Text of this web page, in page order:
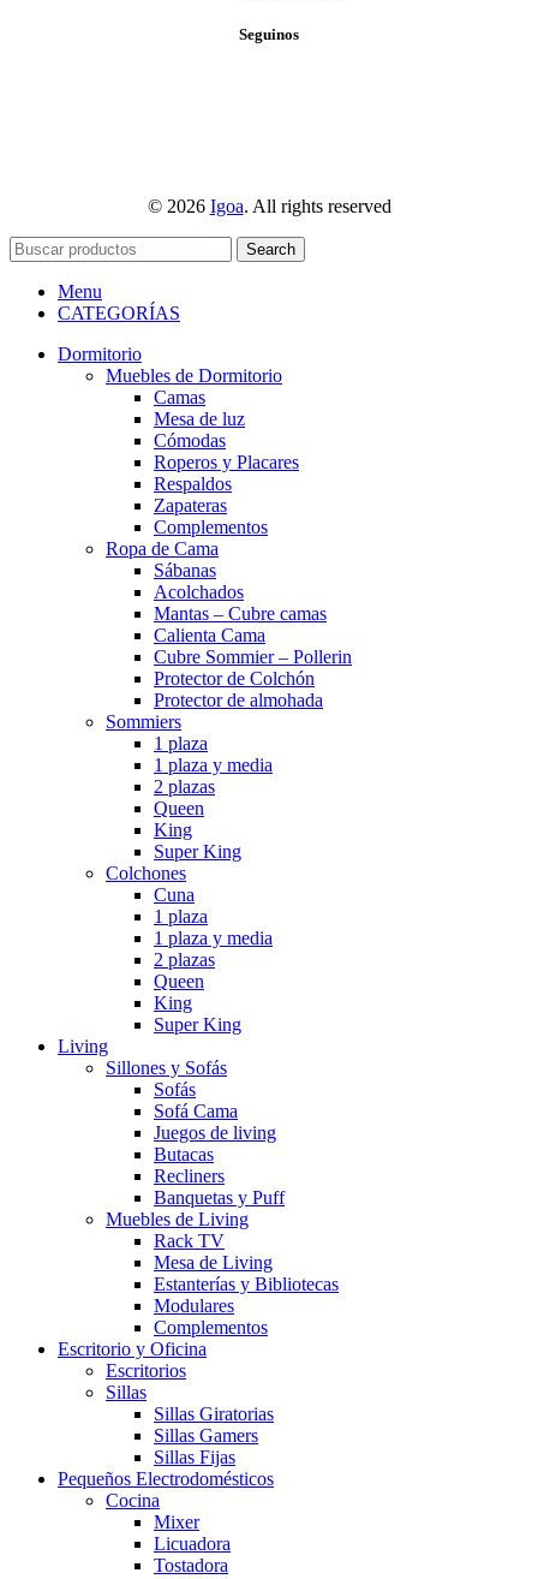
Seguinos
© 2026 Igoa. All rights reserved
Search
Menu
CATEGORÍAS
Dormitorio
Muebles de Dormitorio
Camas
Mesa de luz
Cómodas
Roperos y Placares
Respaldos
Zapateras
Complementos
Ropa de Cama
Sábanas
Acolchados
Mantas – Cubre camas
Calienta Cama
Cubre Sommier – Pollerin
Protector de Colchón
Protector de almohada
Sommiers
1 plaza
1 plaza y media
2 plazas
Queen
King
Super King
Colchones
Cuna
1 plaza
1 plaza y media
2 plazas
Queen
King
Super King
Living
Sillones y Sofás
Sofás
Sofá Cama
Juegos de living
Butacas
Recliners
Banquetas y Puff
Muebles de Living
Rack TV
Mesa de Living
Estanterías y Bibliotecas
Modulares
Complementos
Escritorio y Oficina
Escritorios
Sillas
Sillas Giratorias
Sillas Gamers
Sillas Fijas
Pequeños Electrodomésticos
Cocina
Mixer
Licuadora
Tostadora